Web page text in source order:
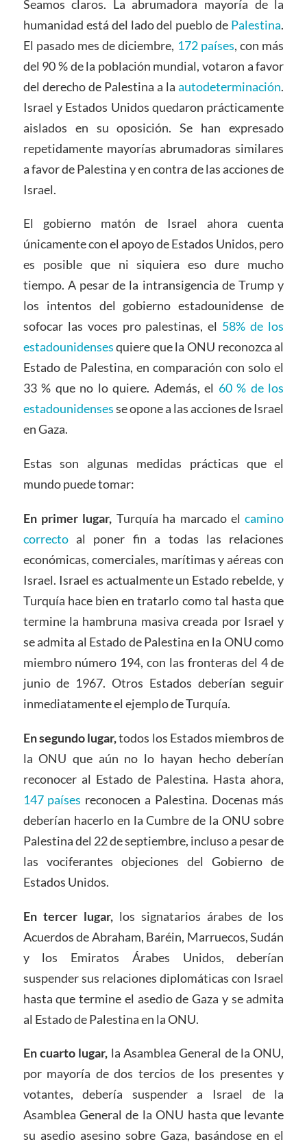
Seamos claros. La abrumadora mayoría de la
humanidad está del lado del pueblo de Palestina.
El pasado mes de diciembre, 172 países, con más
del 90 % de la población mundial, votaron a favor
del derecho de Palestina a laautodeterminación.
Israel y Estados Unidos quedaron prácticamente
aislados en su oposición. Se han expresado
repetidamente mayorías abrumadoras similares
a favor de Palestina y en contra de las acciones de
Israel.
El gobierno matón de Israel ahora cuenta
únicamente con el apoyo de Estados Unidos, pero
es posible que ni siquiera eso dure mucho
tiempo. A pesar de la intransigencia de Trump y
los intentos del gobierno estadounidense de
sofocar las voces pro palestinas, el 58% de los
estadounidensesquiere que la ONU reconozca al
Estado de Palestina, en comparación con solo el
33 % que no lo quiere. Además, el 60 % de los
estadounidensesse opone a las acciones de Israel
en Gaza.
Estas son algunas medidas prácticas que el
mundo puede tomar:
En primer lugar, Turquía ha marcado elcamino
correctoal poner fin a todas las relaciones
económicas, comerciales, marítimas y aéreas con
Israel. Israel es actualmente un Estado rebelde, y
Turquía hace bien en tratarlo como tal hasta que
termine la hambruna masiva creada por Israel y
se admita al Estado de Palestina en la ONU como
miembro número 194, con las fronteras del 4 de
junio de 1967. Otros Estados deberían seguir
inmediatamente el ejemplo de Turquía.
En segundo lugar,todos los Estados miembros de
la ONU que aún no lo hayan hecho deberían
reconocer al Estado de Palestina. Hasta ahora,
147 países reconocen a Palestina. Docenas más
deberían hacerlo en la Cumbre de la ONU sobre
Palestina del 22 de septiembre, incluso a pesar de
las vociferantes objeciones del Gobierno de
Estados Unidos.
En tercer lugar,los signatarios árabes de los
Acuerdos de Abraham, Baréin, Marruecos, Sudán
y los Emiratos Árabes Unidos, deberían
suspender sus relaciones diplomáticas con Israel
hasta que termine el asedio de Gaza y se admita
al Estado de Palestina en la ONU.
En cuarto lugar, la Asamblea General de la ONU,
por mayoría de dos tercios de los presentes y
votantes, debería suspender a Israel de la
Asamblea General de la ONU hasta que levante
su asedio asesino sobre Gaza, basándose en el